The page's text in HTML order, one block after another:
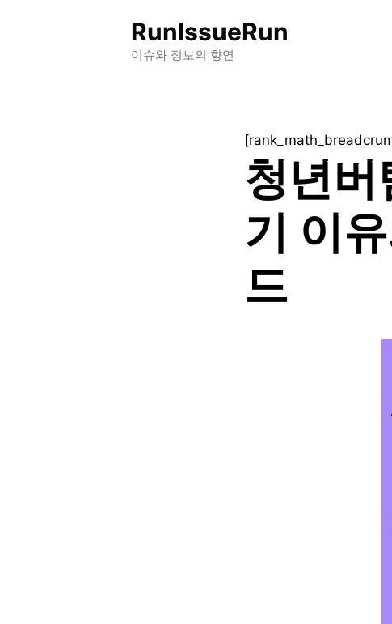
RunIssueRun
이슈와 정보의 향연
청년버
기 이
드